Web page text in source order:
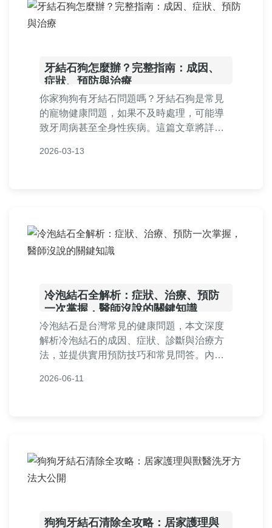
牙結石狗怎麼辦？完整指南：成因、
症狀、預防與治療
你家狗狗有牙結石問題嗎？牙結石狗是常見
的寵物健康問題，如果不及時處理，可能導
致牙周病甚至全身性疾病。這篇文章將詳細
常預防技巧、專業治療選擇，以及飼主常問
2026-03-13
冷泡結石全解析：症狀、治療、預防
一次掌握，醫師沒說的關鍵知識
冷泡結石是台灣常見的健康問題，本文深度
解析冷泡結石的成因、症狀、診斷與治療方
法，並提供實用預防技巧和常見問答。內容
幫助您徹底了解冷泡結石，遠離疼痛困擾。
2026-06-11
狗狗牙結石清除全攻略：居家護理與